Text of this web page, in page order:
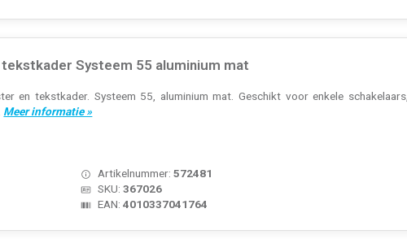
Systeem 55 aluminium mat
en tekstkader. Systeem 55, aluminium mat. Geschikt voor enkele schakelaars,
Meer informatie »
Artikelnummer:572481
SKU:367026
EAN:4010337041764